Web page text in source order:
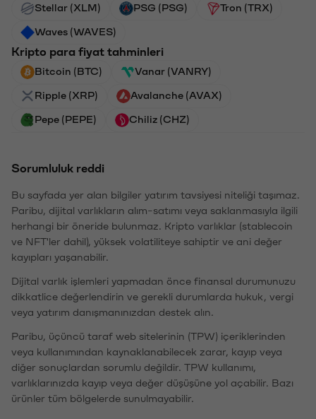
Stellar (XLM) PSG (PSG) Tron (TRX)
Waves (WAVES)
Kripto para fiyat tahminleri
Bitcoin (BTC) Vanar (VANRY)
Ripple (XRP) Avalanche (AVAX)
Pepe (PEPE) Chiliz (CHZ)
Sorumluluk reddi
Bu sayfada yer alan bilgiler yatırım tavsiyesi niteliği taşımaz.
Paribu, dijital varlıkların alım-satımı veya saklanmasıyla ilgili
herhangi bir öneride bulunmaz. Kripto varlıklar (stablecoin
ve NFT'ler dahil), yüksek volatiliteye sahiptir ve ani değer
kayıpları yaşanabilir.
Dijital varlık işlemleri yapmadan önce finansal durumunuzu
dikkatlice değerlendirin ve gerekli durumlarda hukuk, vergi
veya yatırım danışmanınızdan destek alın.
Paribu, üçüncü taraf web sitelerinin (TPW) içeriklerinden
veya kullanımından kaynaklanabilecek zarar, kayıp veya
diğer sonuçlardan sorumlu değildir. TPW kullanımı,
varlıklarınızda kayıp veya değer düşüşüne yol açabilir. Bazı
ürünler tüm bölgelerde sunulmayabilir.